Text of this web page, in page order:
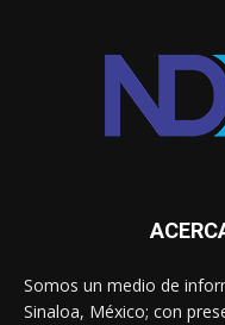
Somos un medio de
Sinaloa, México; con